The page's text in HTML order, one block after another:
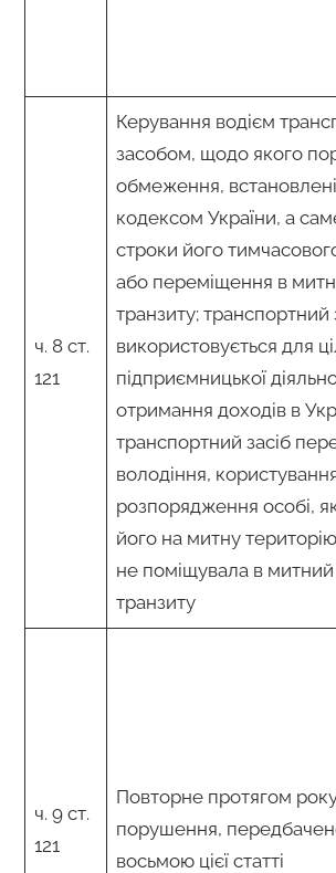
ч. 8 ст.
121
Керування водієм
засобом, щодо якого
обмеження,
кодексом України, а
строки його
або переміщення в
транзиту; транспортний
використовується для
підприємницької
отримання доходів в
транспортний засіб
володіння,
розпорядження особі,
його на митну
не поміщувала в
транзиту
ч. 9 ст.
121
Повторне протягом
порушення,
восьмою цієї статті